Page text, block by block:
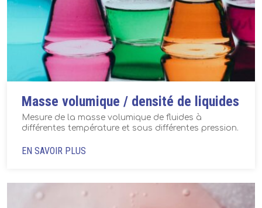
Masse volumique / densité de liquides
Mesure de la masse volumique de fluides à
différentes température et sous différentes pression.
EN SAVOIR PLUS